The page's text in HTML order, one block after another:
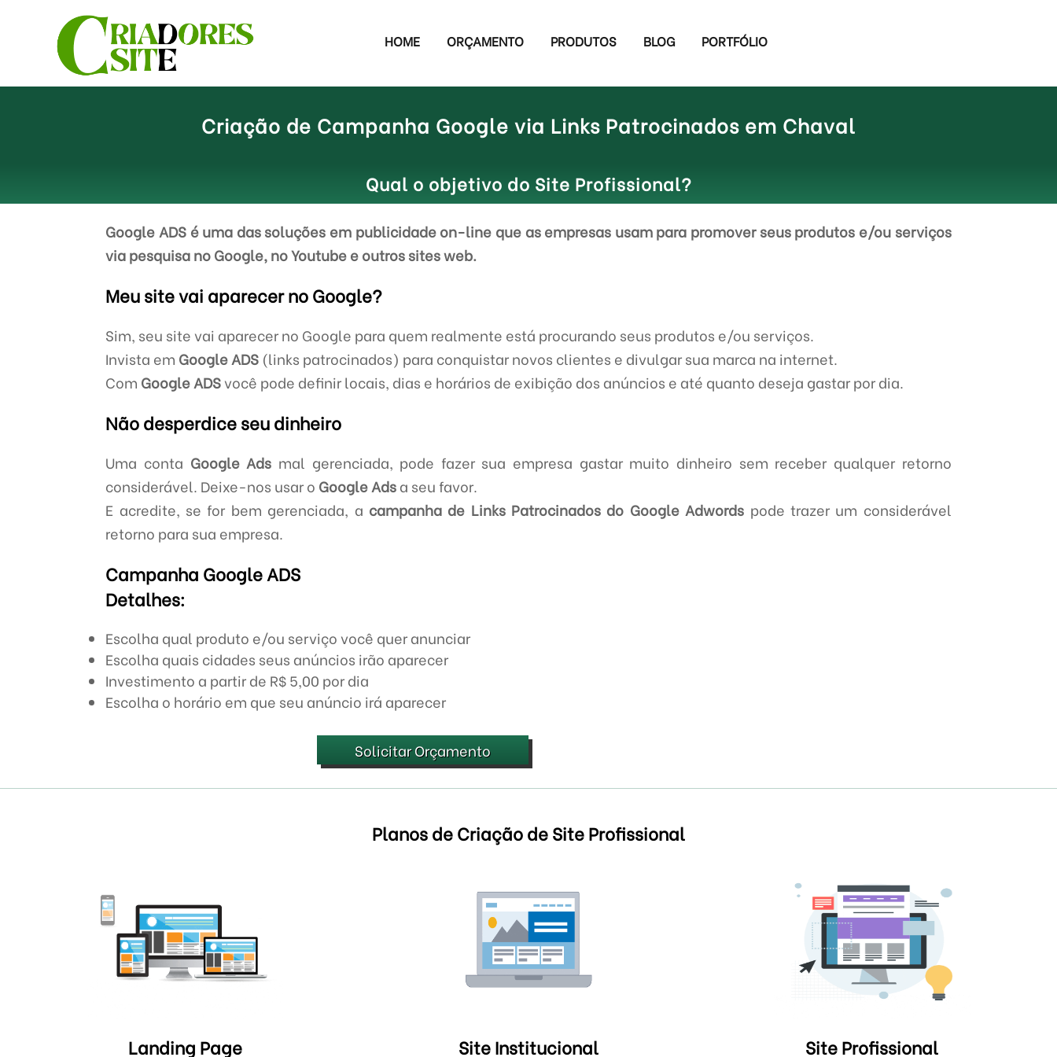
HOME ORÇAMENTO PRODUTOS BLOG PORTFÓLIO
Criação de Campanha Google via Links Patrocinados em Chaval
Qual o objetivo do Site Profissional?
Google ADS é uma das soluções em publicidade on-line que as empresas usam para promover seus produtos e/ou serviços
via pesquisa no Google, no Youtube e outros sites web.
Meu site vai aparecer no Google?
Sim, seu site vai aparecer no Google para quem realmente está procurando seus produtos e/ou serviços.
Invista em Google ADS (links patrocinados) para conquistar novos clientes e divulgar sua marca na internet.
Com Google ADSvocê pode definir locais, dias e horários de exibição dos anúncios e até quanto deseja gastar por dia.
Não desperdice seu dinheiro
Uma conta Google Ads mal gerenciada, pode fazer sua empresa gastar muito dinheiro sem receber qualquer retorno
considerável. Deixe-nos usar o Google Adsa seu favor.
E acredite, se for bem gerenciada, a campanha de Links Patrocinados do Google Adwords pode trazer um considerável
retorno para sua empresa.
Campanha Google ADS
Detalhes:
Escolha qual produto e/ou serviço você quer anunciar
Escolha quais cidades seus anúncios irão aparecer
Investimento a partir de R$ 5,00 por dia
Escolha o horário em que seu anúncio irá aparecer
Solicitar Orçamento
Planos de Criação de Site Profissional
Landing Page Site Institucional Site Profissional